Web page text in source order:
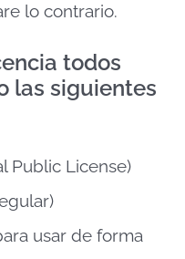
lo contrario.
todos
las siguientes
Public License)
usar de forma